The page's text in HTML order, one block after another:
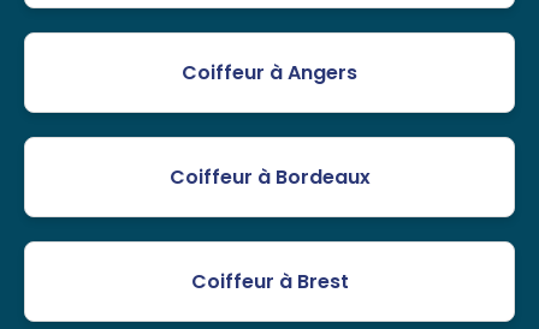
Coiffeur à Angers
Coiffeur à Bordeaux
Coiffeur à Brest